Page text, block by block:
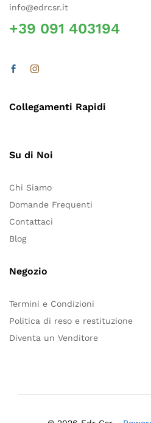
info@edrcsr.it
+39 091 403194
Collegamenti Rapidi
Su di Noi
Chi Siamo
Domande Frequenti
Contattaci
Blog
Negozio
Termini e Condizioni
Politica di reso e restituzione
Diventa un Venditore